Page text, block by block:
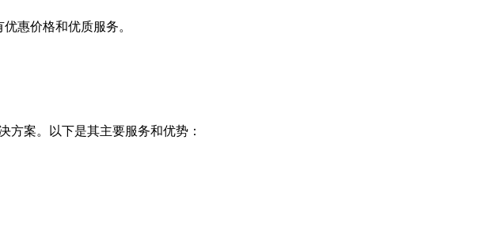
惠价格和优质服务。
方案。以下是其主要服务和优势：